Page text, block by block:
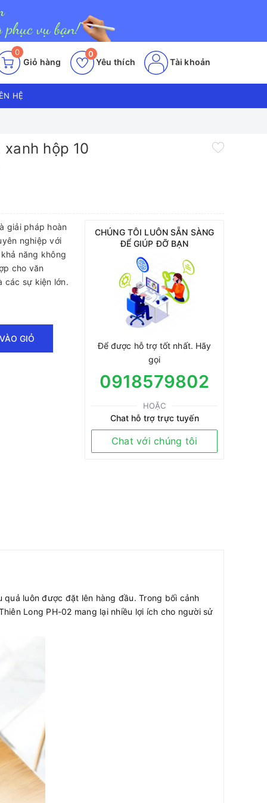
0
Giỏ hàng Yêu thích
0
Tài khoản
HỆ
hộp 10
giải pháp hoàn
nghiệp với
năng không
cho văn
các sự kiện lớn.
GIỎ
CHÚNG TÔI LUÔN SẴN SÀNG
ĐỂ GIÚP ĐỠ BẠN
Để được hỗ trợ tốt nhất. Hãy
gọi
0918579802
HOẶC
Chat hỗ trợ trực tuyến
Chat với chúng tôi
luôn được đặt lên hàng đầu. Trong bối cảnh
Long PH-02 mang lại nhiều lợi ích cho người sử